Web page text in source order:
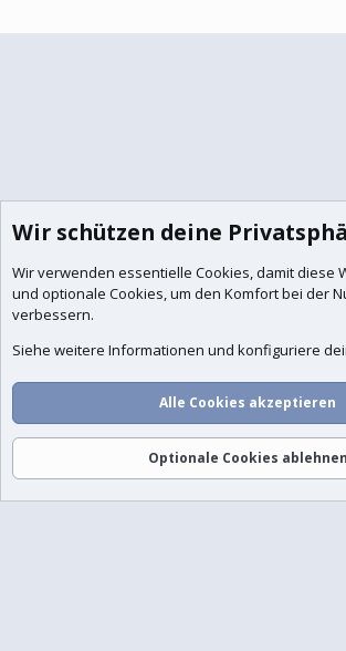
Anmelden
Wir schützen deine
Wir verwenden essentielle Cookies, damit diese
und optionale Cookies, um den Komfort bei der
verbessern.
Siehe weitere Informationen und konfiguriere
Alle Cookies akzeptieren
Optionale Cookies ablehnen